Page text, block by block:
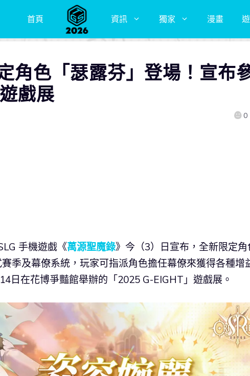
首頁 資訊 獨家 漫畫
角色「瑟露芬」登場！宣布
戲展
0
手機遊戲《萬源聖魔錄》今（3）日宣布，全新限定角
賽季及幕僚系統，玩家可指派角色擔任幕僚來獲得各種增
日在花博爭豔館舉辦的「2025 G-EIGHT」遊戲展。